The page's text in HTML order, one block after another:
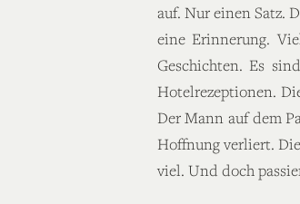
auf. Nur einen Satz.
eine Erinnerung.
Geschichten. Es
Hotelrezeptionen.
Der Mann auf dem
Hoffnung verliert.
viel. Und doch